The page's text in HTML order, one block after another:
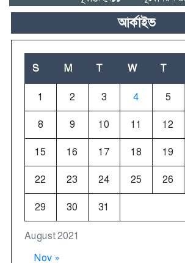
আর্কাইভ
August 2021
S M T W T
1 2 3 4 5
8 9 10 11 12
15 16 17 18 19
22 23 24 25 26
29 30 31
Nov »